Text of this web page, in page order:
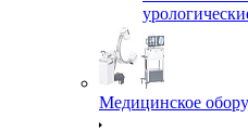
Медицинское